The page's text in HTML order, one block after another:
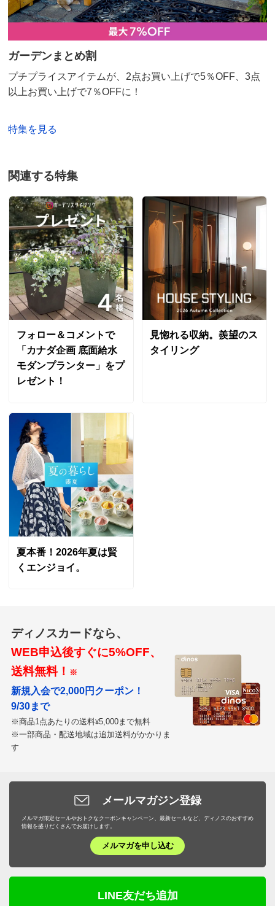
ンスタイリングをよろしくお願いいたします。
福島県
たです。
商品担当者より
この度はガーデンスタイリングにてお買い上げいた
だき誠にありがとうございます。また貴重なコメン
トを頂戴し感謝いたします。これからもお客様に喜
んでいただける商品開発に努めて参りますので、引
き続きよろしくお願い致します。
グリーン
三重県
役立ってます。
固定がしやすいと思います。
2021/08/21
商品担当者より
この度はガーデンスタイリングをご利用頂き誠にあ
りがとうございます。
今後ともご愛顧頂けますようよろしくお願い致しま
す。
北海道
このタイプのプランツサポートは初めてだったので、少
し不安でしたが、
よい買い物をしたと思いました。
華奢なようで、案外しっかり支えてくれました。
2021/07/29
この度はガーデンスタイリングをご利用いただき誠
にありがとうございます。
今後ともご愛顧頂けますようよろしくお願い致しま
す。
すべての口コミを見る
ガーデンまとめ割
プチプライスアイテムが、2点お買い上げで5％OFF、3点
以上お買い上げで7％OFFに！
特集を見る
関連する特集
フォロー＆コメントで
「カナダ企画 底面給水
モダンプランター」をプ
レゼント！
見惚れる収納。羨望のス
タイリング
夏本番！2026年夏は賢
くエンジョイ。
ディノスカードなら、
WEB申込後すぐに5%OFF、
送料無料！ ※
新規入会で2,000円クーポン！
9/30まで
※商品1点あたりの送料¥5,000まで無料
※一部商品・配送地域は追加送料がかかりま
す
メールマガジン登録
メルマガ限定セールやおトクなクーポンキャンペーン、最新セールなど、ディノスのおすすめ
情報を盛りだくさんでお届けします。
メルマガを申し込む
LINE友だち追加